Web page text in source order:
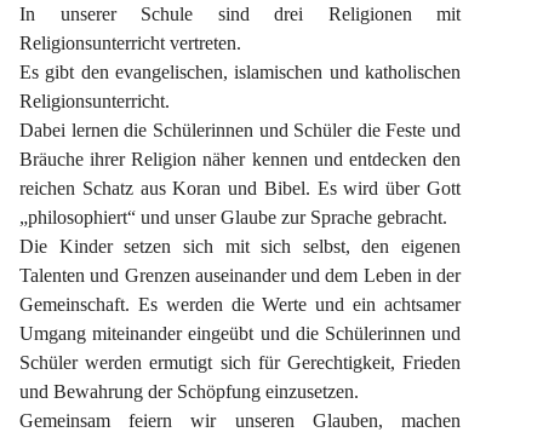
In unserer Schule sind drei Religionen mit
Religionsunterricht vertreten.
Es gibt den evangelischen, islamischen und katholischen
Religionsunterricht.
Dabei lernen die Schülerinnen und Schüler die Feste und
Bräuche ihrer Religion näher kennen und entdecken den
reichen Schatz aus Koran und Bibel. Es wird über Gott
„philosophiert“ und unser Glaube zur Sprache gebracht.
Die Kinder setzen sich mit sich selbst, den eigenen
Talenten und Grenzen auseinander und dem Leben in der
Gemeinschaft. Es werden die Werte und ein achtsamer
Umgang miteinander eingeübt und die Schülerinnen und
Schüler werden ermutigt sich für Gerechtigkeit, Frieden
und Bewahrung der Schöpfung einzusetzen.
Gemeinsam feiern wir unseren Glauben, machen